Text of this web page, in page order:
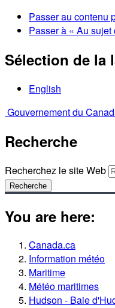
Passer au contenu
Passer à « Au
Sélection de la
English
Gouvernement du
Recherche
Recherchez le site Web
Recherche
You are here:
Canada.ca
Information météo
Maritime
Météo maritimes
Hudson - Baie